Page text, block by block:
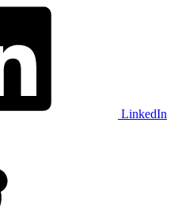
LinkedIn